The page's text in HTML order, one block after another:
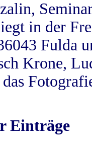
in der
Fulda
Krone,
Einträge